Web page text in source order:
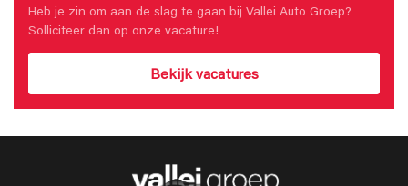
Heb je zin om aan de slag te gaan bij Vallei Auto Groep?
Solliciteer dan op onze vacature!
Bekijk vacatures